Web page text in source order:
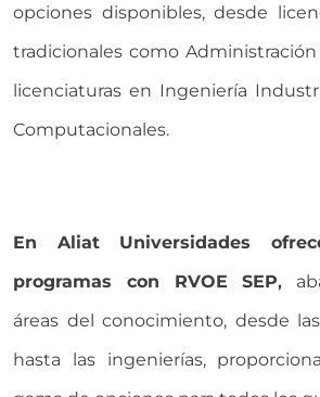
opciones disponibles, desde
tradicionales como
licenciaturas en Ingeniería
Computacionales.
En Aliat Universidades
programas con RVOE SEP,
áreas del conocimiento, desde
hasta las ingenierías,